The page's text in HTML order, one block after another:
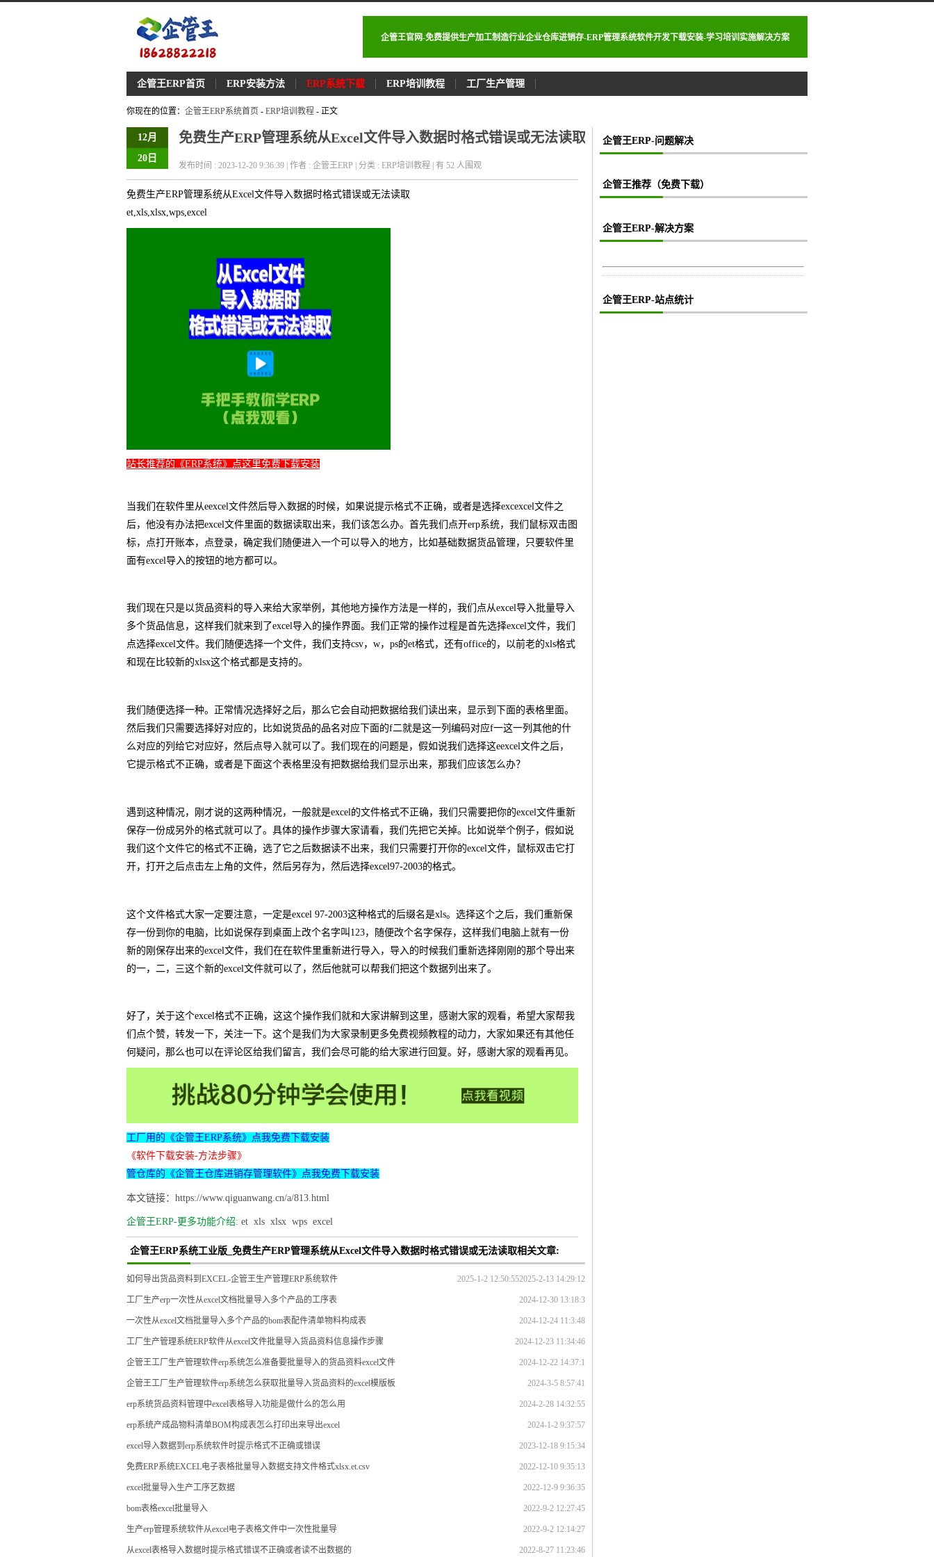
企管王官网-免费提供生产加工制造行业企业仓库进销存-ERP管理系统软件开发下载安装-学习培训实施解决方案
企管王ERP首页 ERP安装方法 ERP系统下载 ERP培训教程 工厂生产管理
你现在的位置： 企管王ERP系统首页 - ERP培训教程 - 正文
12月
20日
免费生产ERP管理系统从Excel文件导入数据时格式错误或无法读取
发布时间 : 2023-12-20 9:36:39 | 作者 : 企管王ERP | 分类 : ERP培训教程 | 有 52 人围观
免费生产ERP管理系统从Excel文件导入数据时格式错误或无法读取
et,xls,xlsx,wps,excel
站长推荐的《ERP系统》点这里免费下载安装
当我们在软件里从eexcel文件然后导入数据的时候，如果说提示格式不正确，或者是选择excexcel文件之
后，他没有办法把excel文件里面的数据读取出来，我们该怎么办。首先我们点开erp系统，我们鼠标双击图
标，点打开账本，点登录，确定我们随便进入一个可以导入的地方，比如基础数据货品管理，只要软件里
面有excel导入的按钮的地方都可以。
我们现在只是以货品资料的导入来给大家举例，其他地方操作方法是一样的，我们点从excel导入批量导入
多个货品信息，这样我们就来到了excel导入的操作界面。我们正常的操作过程是首先选择excel文件，我们
点选择excel文件。我们随便选择一个文件，我们支持csv，w，ps的et格式，还有office的，以前老的xls格式
和现在比较新的xlsx这个格式都是支持的。
我们随便选择一种。正常情况选择好之后，那么它会自动把数据给我们读出来，显示到下面的表格里面。
然后我们只需要选择好对应的，比如说货品的品名对应下面的f二就是这一列编码对应f一这一列其他的什
么对应的列给它对应好，然后点导入就可以了。我们现在的问题是，假如说我们选择这eexcel文件之后，
它提示格式不正确，或者是下面这个表格里没有把数据给我们显示出来，那我们应该怎么办？
遇到这种情况，刚才说的这两种情况，一般就是excel的文件格式不正确，我们只需要把你的excel文件重新
保存一份成另外的格式就可以了。具体的操作步骤大家请看，我们先把它关掉。比如说举个例子，假如说
我们这个文件它的格式不正确，选了它之后数据读不出来，我们只需要打开你的excel文件，鼠标双击它打
开，打开之后点击左上角的文件，然后另存为，然后选择excel97-2003的格式。
这个文件格式大家一定要注意，一定是excel 97-2003这种格式的后缀名是xls。选择这个之后，我们重新保
存一份到你的电脑，比如说保存到桌面上改个名字叫123，随便改个名字保存，这样我们电脑上就有一份
新的刚保存出来的excel文件，我们在在软件里重新进行导入，导入的时候我们重新选择刚刚的那个导出来
的一，二，三这个新的excel文件就可以了，然后他就可以帮我们把这个数据列出来了。
好了，关于这个excel格式不正确，这这个操作我们就和大家讲解到这里，感谢大家的观看，希望大家帮我
们点个赞，转发一下，关注一下。这个是我们为大家录制更多免费视频教程的动力，大家如果还有其他任
何疑问，那么也可以在评论区给我们留言，我们会尽可能的给大家进行回复。好，感谢大家的观看再见。
工厂用的《企管王ERP系统》点我免费下载安装
《软件下载安装-方法步骤》
管仓库的《企管王仓库进销存管理软件》点我免费下载安装
本文链接：https://www.qiguanwang.cn/a/813.html
企管王ERP-更多功能介绍: et xls xlsx wps excel
企管王ERP系统工业版_免费生产ERP管理系统从Excel文件导入数据时格式错误或无法读取相关文章:
2025-2-13 14:29:12
如何导出货品资料到EXCEL-企管王生产管理ERP系统软件 2025-1-2 12:50:55
工厂生产erp一次性从excel文档批量导入多个产品的工序表 2024-12-30 13:18:3
一次性从excel文档批量导入多个产品的bom表配件清单物料构成表 2024-12-24 11:3:48
工厂生产管理系统ERP软件从excel文件批量导入货品资料信息操作步骤 2024-12-23 11:34:46
企管王工厂生产管理软件erp系统怎么准备要批量导入的货品资料excel文件 2024-12-22 14:37:1
企管王工厂生产管理软件erp系统怎么获取批量导入货品资料的excel模版板 2024-3-5 8:57:41
erp系统货品资料管理中excel表格导入功能是做什么的怎么用 2024-2-28 14:32:55
erp系统产成品物料清单BOM构成表怎么打印出来导出excel 2024-1-2 9:37:57
excel导入数据到erp系统软件时提示格式不正确或错误 2023-12-18 9:15:34
免费ERP系统EXCEL电子表格批量导入数据支持文件格式xlsx.et.csv 2022-12-10 9:35:13
excel批量导入生产工序艺数据 2022-12-9 9:36:35
bom表格excel批量导入 2022-9-2 12:27:45
生产erp管理系统软件从excel电子表格文件中一次性批量导 2022-9-2 12:14:27
从excel表格导入数据时提示格式错误不正确或者读不出数据的 2022-8-27 11:23:46
企管王ERP-问题解决
企管王推荐（免费下载）
企管王ERP-解决方案
企管王ERP-站点统计